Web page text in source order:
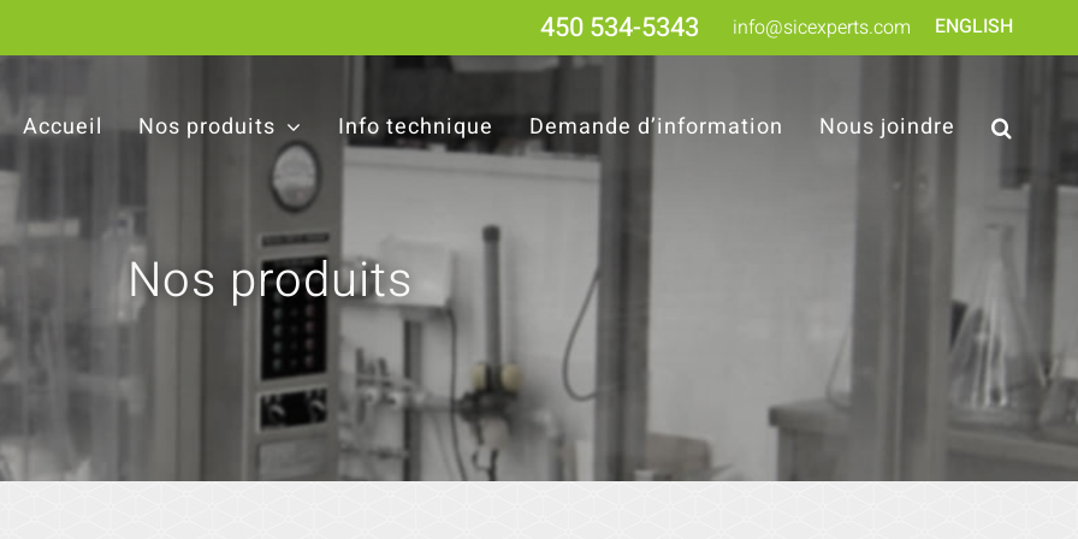
ENGLISH
450 534-5343 info@sicexperts.com
Accueil Nos produits Info technique Demande d’information Nous joindre
Nos produits